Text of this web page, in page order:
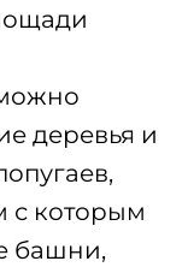
деревья и
с которым
башни,